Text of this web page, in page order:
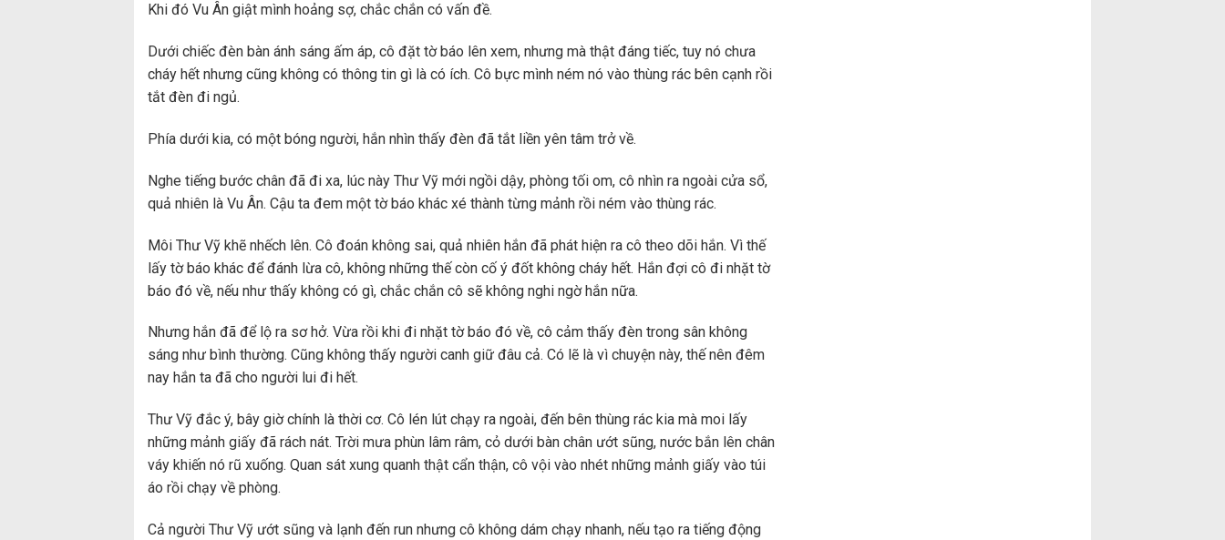
Khi đó Vu Ân giật mình hoảng sợ, chắc chắn có vấn đề.
Dưới chiếc đèn bàn ánh sáng ấm áp, cô đặt tờ báo lên xem, nhưng mà thật đáng tiếc, tuy nó chưa
cháy hết nhưng cũng không có thông tin gì là có ích. Cô bực mình ném nó vào thùng rác bên cạnh rồi
tắt đèn đi ngủ.
Phía dưới kia, có một bóng người, hắn nhìn thấy đèn đã tắt liền yên tâm trở về.
Nghe tiếng bước chân đã đi xa, lúc này Thư Vỹ mới ngồi dậy, phòng tối om, cô nhìn ra ngoài cửa sổ,
quả nhiên là Vu Ân. Cậu ta đem một tờ báo khác xé thành từng mảnh rồi ném vào thùng rác.
Môi Thư Vỹ khẽ nhếch lên. Cô đoán không sai, quả nhiên hắn đã phát hiện ra cô theo dõi hắn. Vì thế
lấy tờ báo khác để đánh lừa cô, không những thế còn cố ý đốt không cháy hết. Hắn đợi cô đi nhặt tờ
báo đó về, nếu như thấy không có gì, chắc chắn cô sẽ không nghi ngờ hắn nữa.
Nhưng hắn đã để lộ ra sơ hở. Vừa rồi khi đi nhặt tờ báo đó về, cô cảm thấy đèn trong sân không
sáng như bình thường. Cũng không thấy người canh giữ đâu cả. Có lẽ là vì chuyện này, thế nên đêm
nay hắn ta đã cho người lui đi hết.
Thư Vỹ đắc ý, bây giờ chính là thời cơ. Cô lén lút chạy ra ngoài, đến bên thùng rác kia mà moi lấy
những mảnh giấy đã rách nát. Trời mưa phùn lâm râm, cỏ dưới bàn chân ướt sũng, nước bắn lên chân
váy khiến nó rũ xuống. Quan sát xung quanh thật cẩn thận, cô vội vào nhét những mảnh giấy vào túi
áo rồi chạy về phòng.
Cả người Thư Vỹ ướt sũng và lạnh đến run nhưng cô không dám chạy nhanh, nếu tạo ra tiếng động